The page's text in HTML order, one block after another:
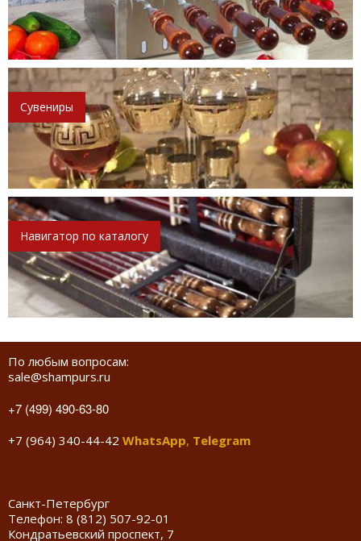
Сувениры
Навигатор по каталогу
По любым вопросам:
sale@shampurs.ru
+7 (499) 490-63-80
+7 (964) 340-44-42 WhatsApp, Telegram
Санкт-Петербург
Телефон: 8 (812) 507-92-01
Кондратьевский проспект, 7